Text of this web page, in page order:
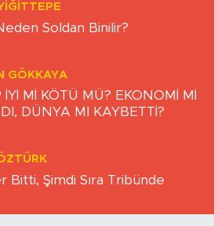
Soldan Binilir?
GÖKKAYA
Mİ KÖTÜ MÜ? EKONOMİ Mİ
DÜNYA MI KAYBETTİ?
Bitti, Şimdi Sıra Tribünde